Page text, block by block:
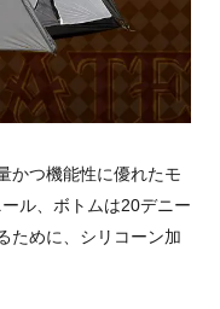
かつ機能性に優れたモ
ル、ボトムは20デニー
ために、シリコーン加